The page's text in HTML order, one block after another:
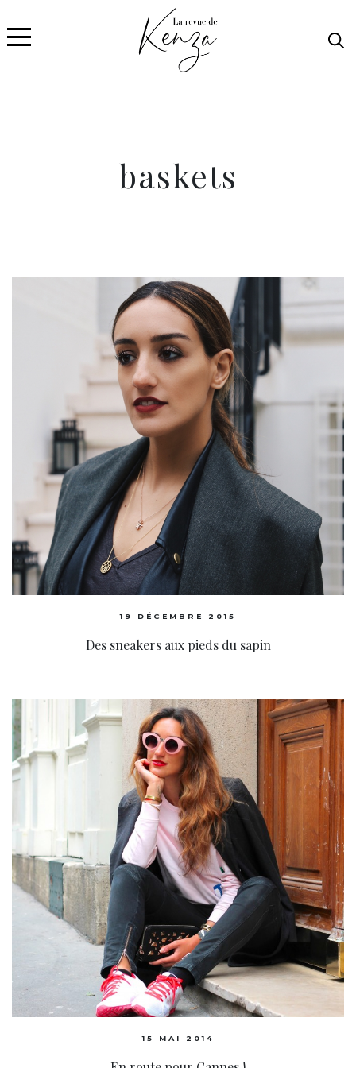
baskets
19 DÉCEMBRE 2015
Des sneakers aux pieds du sapin
15 MAI 2014